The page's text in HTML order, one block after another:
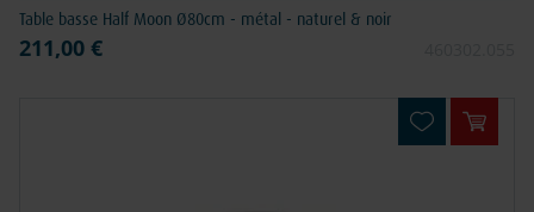
Table basse Half Moon Ø80cm - métal - naturel & noir
211,00 €